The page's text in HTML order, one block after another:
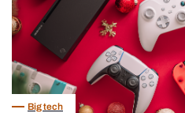
Big tech